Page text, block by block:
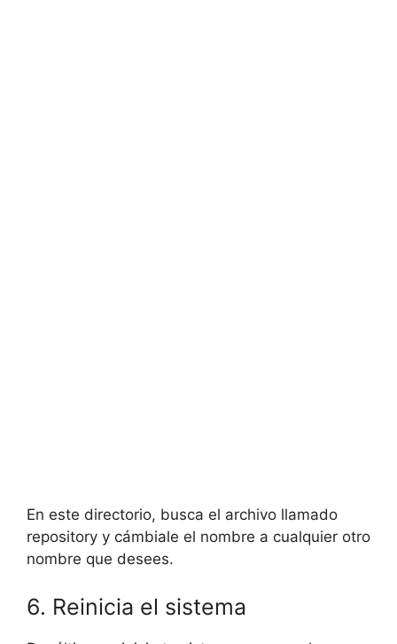
En este directorio, busca el archivo llamado
repository y cámbiale el nombre a cualquier otro
nombre que desees.
6. Reinicia el sistema